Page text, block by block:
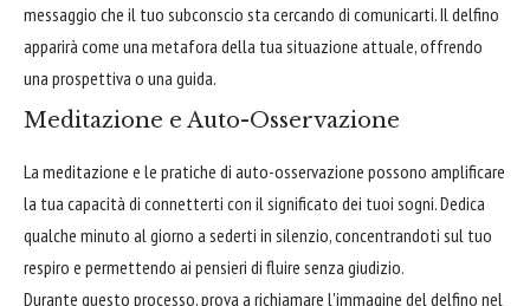
messaggio che il tuo subconscio sta cercando di comunicarti. Il delfino
apparirà come una metafora della tua situazione attuale, offrendo
una prospettiva o una guida.
Meditazione e Auto-Osservazione
La meditazione e le pratiche di auto-osservazione possono amplificare
la tua capacità di connetterti con il significato dei tuoi sogni. Dedica
qualche minuto al giorno a sederti in silenzio, concentrandoti sul tuo
respiro e permettendo ai pensieri di fluire senza giudizio.
Durante questo processo, prova a richiamare l'immagine del delfino nel